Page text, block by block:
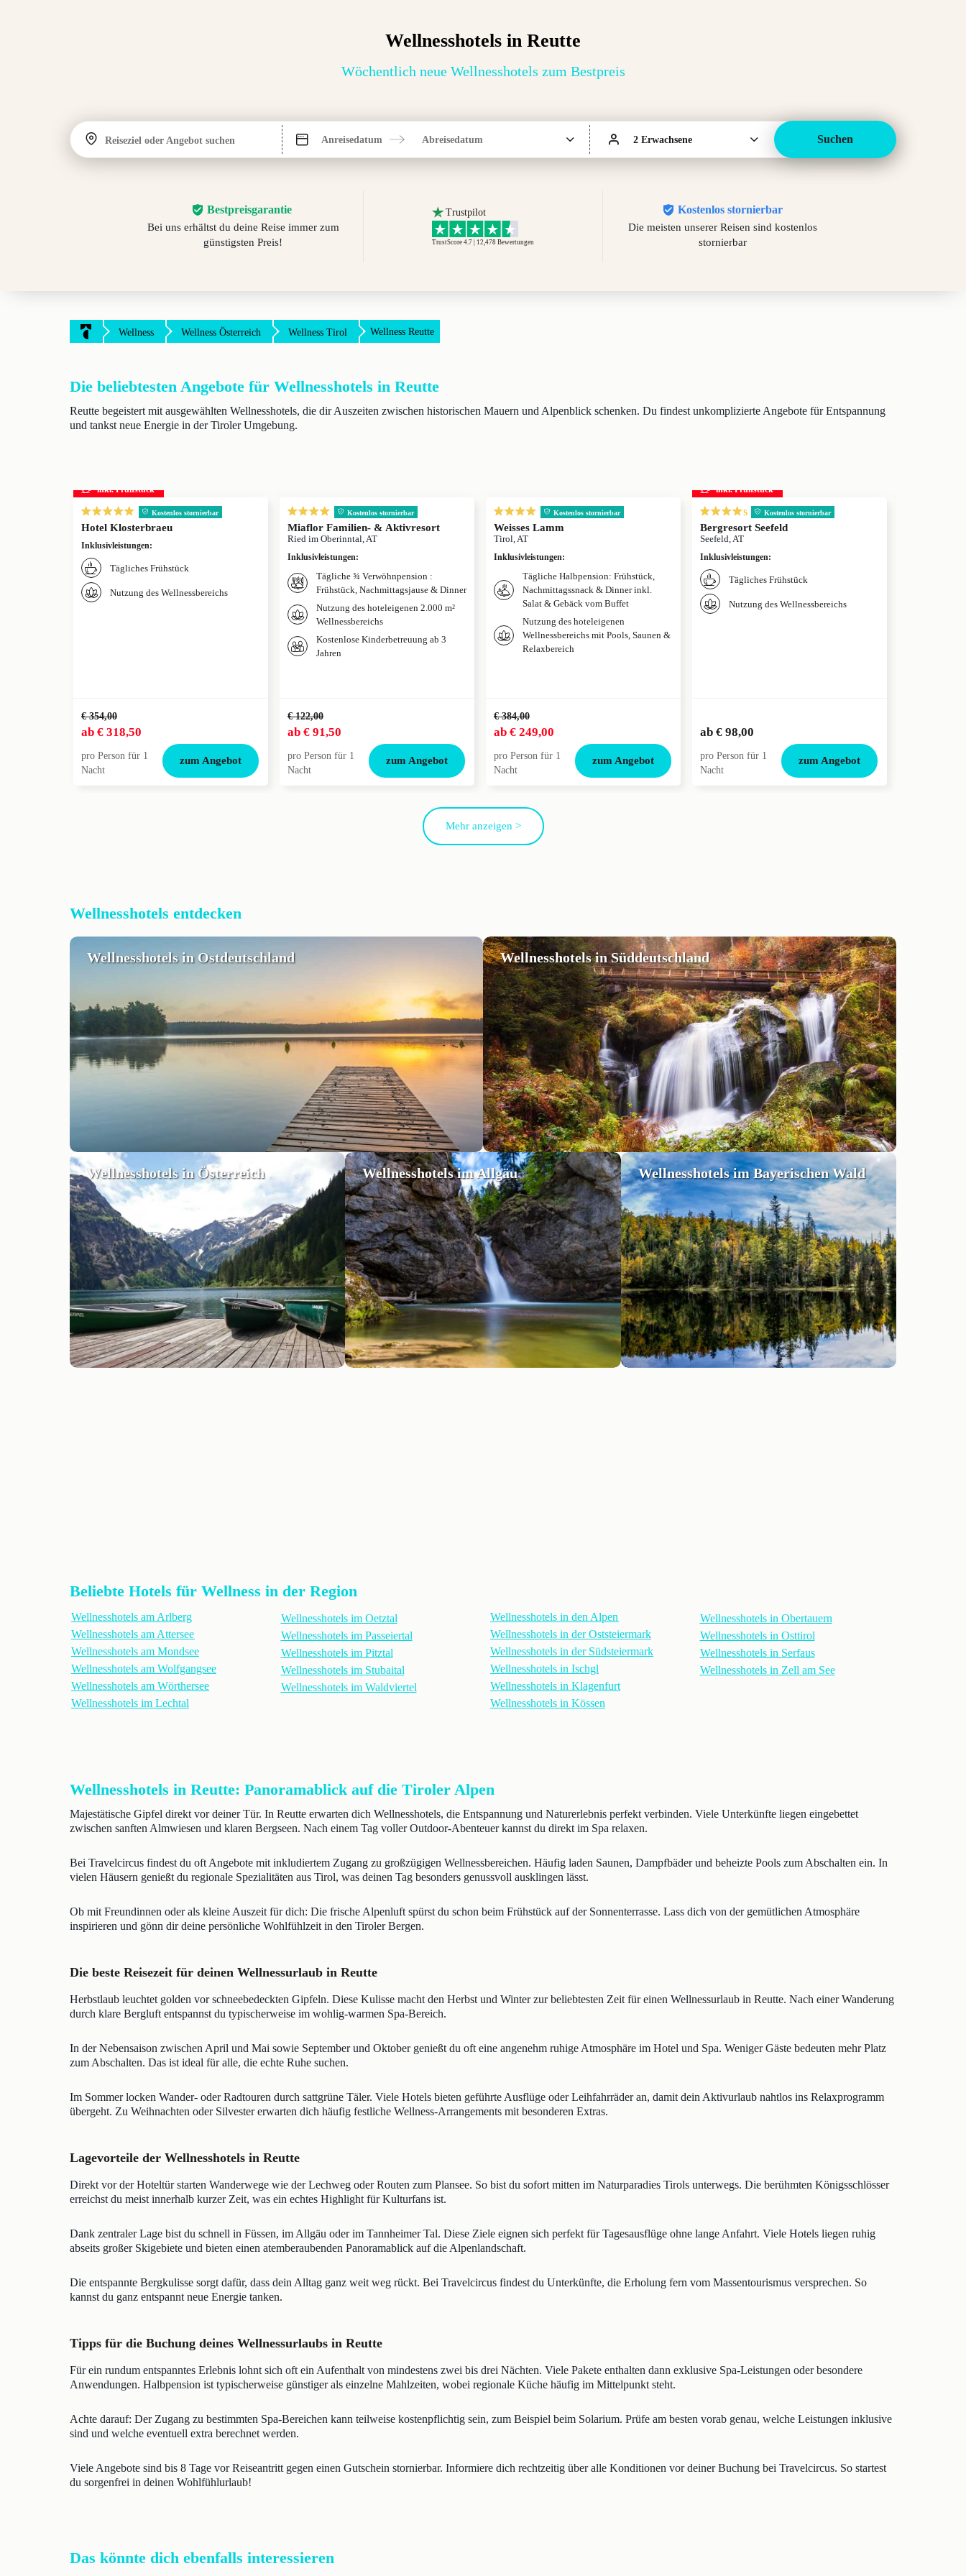
Wellnesshotels in Reutte
Wöchentlich neue Wellnesshotels zum Bestpreis
Reiseziel oder Angebot suchen Anreisedatum Abreisedatum 2 Erwachsene Suchen
Bestpreisgarantie
Bei uns erhältst du deine Reise immer zum
günstigsten Preis!
Trustpilot
TrustScore 4.7 | 12,478 Bewertungen
Kostenlos stornierbar
Die meisten unserer Reisen sind kostenlos
stornierbar
Wellness Wellness Österreich Wellness Tirol Wellness Reutte
Die beliebtesten Angebote für Wellnesshotels in Reutte
Reutte begeistert mit ausgewählten Wellnesshotels, die dir Auszeiten zwischen historischen Mauern und Alpenblick schenken. Du findest unkomplizierte Angebote für Entspannung
und tankst neue Energie in der Tiroler Umgebung.
inkl. Frühstück
Kostenlos stornierbar
Hotel Klosterbraeu
Inklusivleistungen:
Tägliches Frühstück
Nutzung des Wellnessbereichs
€ 354,00
ab € 318,50
pro Person für 1
Nacht
zum Angebot
Kostenlos stornierbar
Miaflor Familien- & Aktivresort
Ried im Oberinntal, AT
Inklusivleistungen:
Tägliche ¾ Verwöhnpension :
Frühstück, Nachmittagsjause & Dinner
Nutzung des hoteleigenen 2.000 m²
Wellnessbereichs
Kostenlose Kinderbetreuung ab 3
Jahren
€ 122,00
ab € 91,50
pro Person für 1
Nacht
zum Angebot
Kostenlos stornierbar
Weisses Lamm
Tirol, AT
Inklusivleistungen:
Tägliche Halbpension: Frühstück,
Nachmittagssnack & Dinner inkl.
Salat & Gebäck vom Buffet
Nutzung des hoteleigenen
Wellnessbereichs mit Pools, Saunen &
Relaxbereich
€ 384,00
ab € 249,00
pro Person für 1
Nacht
zum Angebot
inkl. Frühstück
s Kostenlos stornierbar
Bergresort Seefeld
Seefeld, AT
Inklusivleistungen:
Tägliches Frühstück
Nutzung des Wellnessbereichs
ab € 98,00
pro Person für 1
Nacht
zum Angebot
Mehr anzeigen >
Wellnesshotels entdecken
Wellnesshotels in Ostdeutschland Wellnesshotels in Süddeutschland
Wellnesshotels in Österreich Wellnesshotels im Allgäu Wellnesshotels im Bayerischen Wald
Beliebte Hotels für Wellness in der Region
Wellnesshotels am Arlberg
Wellnesshotels am Attersee
Wellnesshotels am Mondsee
Wellnesshotels am Wolfgangsee
Wellnesshotels am Wörthersee
Wellnesshotels im Lechtal
Wellnesshotels im Oetztal
Wellnesshotels im Passeiertal
Wellnesshotels im Pitztal
Wellnesshotels im Stubaital
Wellnesshotels im Waldviertel
Wellnesshotels in den Alpen
Wellnesshotels in der Oststeiermark
Wellnesshotels in der Südsteiermark
Wellnesshotels in Ischgl
Wellnesshotels in Klagenfurt
Wellnesshotels in Kössen
Wellnesshotels in Obertauern
Wellnesshotels in Osttirol
Wellnesshotels in Serfaus
Wellnesshotels in Zell am See
Wellnesshotels in Reutte: Panoramablick auf die Tiroler Alpen
Majestätische Gipfel direkt vor deiner Tür. In Reutte erwarten dich Wellnesshotels, die Entspannung und Naturerlebnis perfekt verbinden. Viele Unterkünfte liegen eingebettet
zwischen sanften Almwiesen und klaren Bergseen. Nach einem Tag voller Outdoor-Abenteuer kannst du direkt im Spa relaxen.
Bei Travelcircus findest du oft Angebote mit inkludiertem Zugang zu großzügigen Wellnessbereichen. Häufig laden Saunen, Dampfbäder und beheizte Pools zum Abschalten ein. In
vielen Häusern genießt du regionale Spezialitäten aus Tirol, was deinen Tag besonders genussvoll ausklingen lässt.
Ob mit Freundinnen oder als kleine Auszeit für dich: Die frische Alpenluft spürst du schon beim Frühstück auf der Sonnenterrasse. Lass dich von der gemütlichen Atmosphäre
inspirieren und gönn dir deine persönliche Wohlfühlzeit in den Tiroler Bergen.
Die beste Reisezeit für deinen Wellnessurlaub in Reutte
Herbstlaub leuchtet golden vor schneebedeckten Gipfeln. Diese Kulisse macht den Herbst und Winter zur beliebtesten Zeit für einen Wellnessurlaub in Reutte. Nach einer Wanderung
durch klare Bergluft entspannst du typischerweise im wohlig-warmen Spa-Bereich.
In der Nebensaison zwischen April und Mai sowie September und Oktober genießt du oft eine angenehm ruhige Atmosphäre im Hotel und Spa. Weniger Gäste bedeuten mehr Platz
zum Abschalten. Das ist ideal für alle, die echte Ruhe suchen.
Im Sommer locken Wander- oder Radtouren durch sattgrüne Täler. Viele Hotels bieten geführte Ausflüge oder Leihfahrräder an, damit dein Aktivurlaub nahtlos ins Relaxprogramm
übergeht. Zu Weihnachten oder Silvester erwarten dich häufig festliche Wellness-Arrangements mit besonderen Extras.
Lagevorteile der Wellnesshotels in Reutte
Direkt vor der Hoteltür starten Wanderwege wie der Lechweg oder Routen zum Plansee. So bist du sofort mitten im Naturparadies Tirols unterwegs. Die berühmten Königsschlösser
erreichst du meist innerhalb kurzer Zeit, was ein echtes Highlight für Kulturfans ist.
Dank zentraler Lage bist du schnell in Füssen, im Allgäu oder im Tannheimer Tal. Diese Ziele eignen sich perfekt für Tagesausflüge ohne lange Anfahrt. Viele Hotels liegen ruhig
abseits großer Skigebiete und bieten einen atemberaubenden Panoramablick auf die Alpenlandschaft.
Die entspannte Bergkulisse sorgt dafür, dass dein Alltag ganz weit weg rückt. Bei Travelcircus findest du Unterkünfte, die Erholung fern vom Massentourismus versprechen. So
kannst du ganz entspannt neue Energie tanken.
Tipps für die Buchung deines Wellnessurlaubs in Reutte
Für ein rundum entspanntes Erlebnis lohnt sich oft ein Aufenthalt von mindestens zwei bis drei Nächten. Viele Pakete enthalten dann exklusive Spa-Leistungen oder besondere
Anwendungen. Halbpension ist typischerweise günstiger als einzelne Mahlzeiten, wobei regionale Küche häufig im Mittelpunkt steht.
Achte darauf: Der Zugang zu bestimmten Spa-Bereichen kann teilweise kostenpflichtig sein, zum Beispiel beim Solarium. Prüfe am besten vorab genau, welche Leistungen inklusive
sind und welche eventuell extra berechnet werden.
Viele Angebote sind bis 8 Tage vor Reiseantritt gegen einen Gutschein stornierbar. Informiere dich rechtzeitig über alle Konditionen vor deiner Buchung bei Travelcircus. So startest
du sorgenfrei in deinen Wohlfühlurlaub!
Das könnte dich ebenfalls interessieren